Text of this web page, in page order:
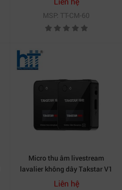
MSP: TT-CM-60
Micro thu âm livestream
lavalier không dây Takstar V1
(Gen 2) kênh đơn
Liên hệ